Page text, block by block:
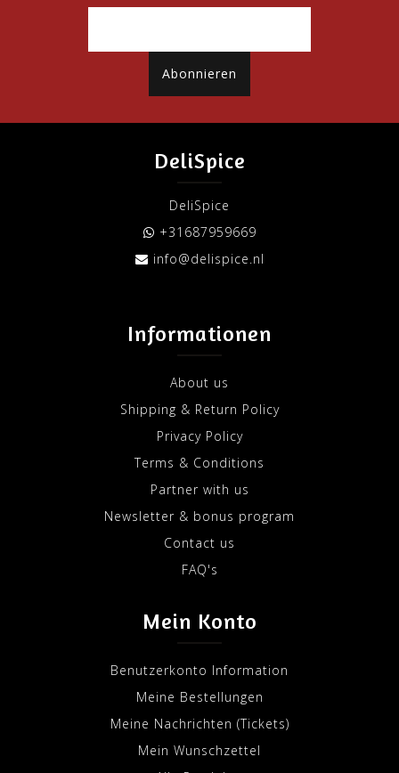
Abonnieren
DeliSpice
DeliSpice
+31687959669
info@delispice.nl
Informationen
About us
Shipping & Return Policy
Privacy Policy
Terms & Conditions
Partner with us
Newsletter & bonus program
Contact us
FAQ's
Mein Konto
Benutzerkonto Information
Meine Bestellungen
Meine Nachrichten (Tickets)
Mein Wunschzettel